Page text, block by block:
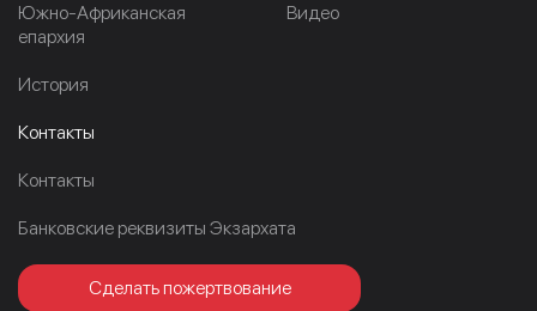
Южно-Африканская
епархия
История
Видео
Контакты
Контакты
Банковские реквизиты Экзархата
Сделать пожертвование